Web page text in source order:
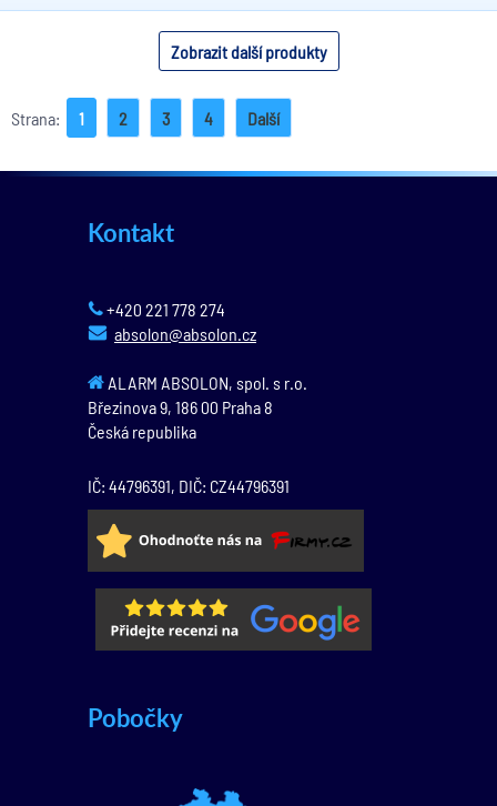
Zobrazit další produkty
Strana: 1 2 3 4 Další
Kontakt
+420 221 778 274
absolon@absolon.cz
ALARM ABSOLON, spol. s r.o.
Březinova 9, 186 00 Praha 8
Česká republika
IČ: 44796391, DIČ: CZ44796391
Pobočky